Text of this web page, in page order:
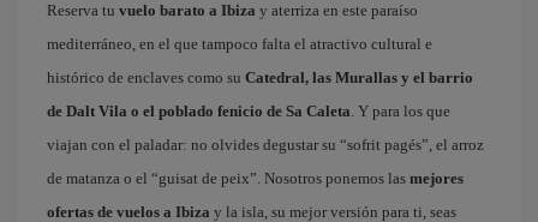
Reserva tu vuelo barato a Ibiza y aterriza en este paraíso
mediterráneo, en el que tampoco falta el atractivo cultural e
histórico de enclaves como su Catedral, las Murallas y el barrio
de Dalt Vila o el poblado fenicio de Sa Caleta. Y para los que
viajan con el paladar: no olvides degustar su “sofrit pagés”, el arroz
de matanza o el “guisat de peix”. Nosotros ponemos las mejores
ofertas de vuelos a Ibiza y la isla, su mejor versión para ti, seas